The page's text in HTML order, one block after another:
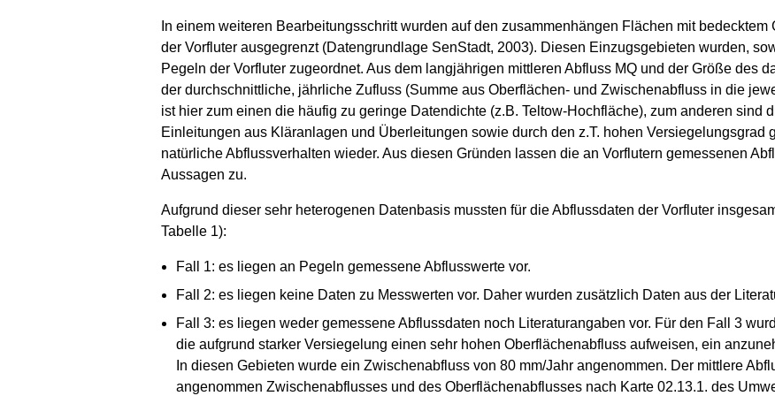
In einem weiteren Bearbeitungsschritt wurden auf den zusammenhängen Flächen mit
der Vorfluter ausgegrenzt (Datengrundlage SenStadt, 2003). Diesen Einzugsgebieten wurden,
Pegeln der Vorfluter zugeordnet. Aus dem langjährigen mittleren Abfluss MQ und der Größe des
der durchschnittliche, jährliche Zufluss (Summe aus Oberflächen- und Zwischenabfluss in die
ist hier zum einen die häufig zu geringe Datendichte (z.B. Teltow-Hochfläche), zum anderen sind
Einleitungen aus Kläranlagen und Überleitungen sowie durch den z.T. hohen Versiegelungsgrad
natürliche Abflussverhalten wieder. Aus diesen Gründen lassen die an Vorflutern gemessenen
Aussagen zu.
Aufgrund dieser sehr heterogenen Datenbasis mussten für die Abflussdaten der Vorfluter
Tabelle 1):
Fall 1: es liegen an Pegeln gemessene Abflusswerte vor.
Fall 2: es liegen keine Daten zu Messwerten vor. Daher wurden zusätzlich Daten aus der
Fall 3: es liegen weder gemessene Abflussdaten noch Literaturangaben vor. Für den Fall 3
die aufgrund starker Versiegelung einen sehr hohen Oberflächenabfluss aufweisen, ein
In diesen Gebieten wurde ein Zwischenabfluss von 80 mm/Jahr angenommen. Der mittlere
angenommen Zwischenabflusses und des Oberflächenabflusses nach Karte 02.13.1. des